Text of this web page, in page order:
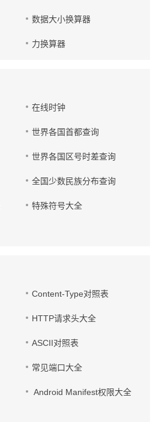
数据大小换算器
力换算器
在线时钟
世界各国首都查询
世界各国区号时差查询
全国少数民族分布查询
特殊符号大全
Content-Type对照表
HTTP请求头大全
ASCII对照表
常见端口大全
Android Manifest权限大全